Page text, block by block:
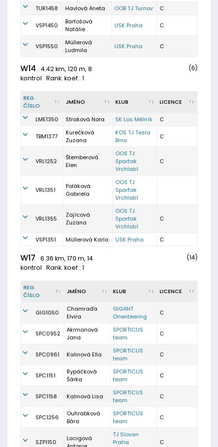
TUR1458 Havlová Aneta OOB TJ Turnov C
VSP1450
Bartošová
Natálie
USK Praha C
VSP1550
Müllerová
Ludmila
USK Praha C
W14
4.42 km, 120 m, 8
kontrol Rank. koef.: 1
(6)
REG.
ČÍSLO
JMÉNO KLUB LICENCE
LME1350 Straková Nora SK Los Mělník C
TBM1377
Kurečková
Zuzana
KOS TJ Tesla
Brno
C
VRL1252
Štemberová
Elen
OOS TJ
Spartak
Vrchlabí
C
VRL1351
Poláková
Gabriela
OOS TJ
Spartak
Vrchlabí
VRL1355
Zajícová
Zuzana
OOS TJ
Spartak
Vrchlabí
C
VSP1351 Müllerová Karla USK Praha C
W17
6.36 km, 170 m, 14
kontrol Rank. koef.: 1
(14)
REG.
ČÍSLO
JMÉNO KLUB LICENCE
GIG1050
Chamraďa
Elvira
GIGANT
Orienteering
C
SPC0952
Akrmanová
Jana
SPORTICUS
team
C
SPC0961 Kalinová Ella
SPORTICUS
team
C
SPC1151
Rypáčková
Šárka
SPORTICUS
team
C
SPC1158 Kalinová Lisa
SPORTICUS
team
C
SPC1256
Ouhrabková
Bára
SPORTICUS
team
C
SZP1150
Lacigová
TJ Slovan
Praha
C